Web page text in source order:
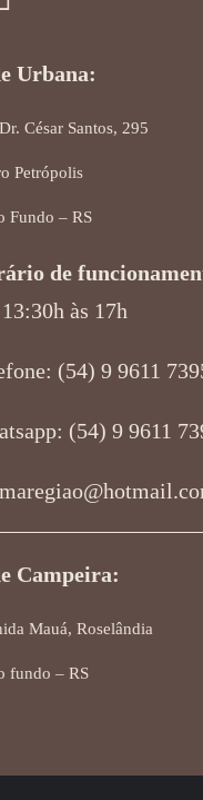
Urbana:
César Santos, 295
Petrópolis
Fundo – RS
de
às 17h
(54) 9 9611
(54) 9 9611
Campeira:
Mauá, Roselândia
fundo – RS